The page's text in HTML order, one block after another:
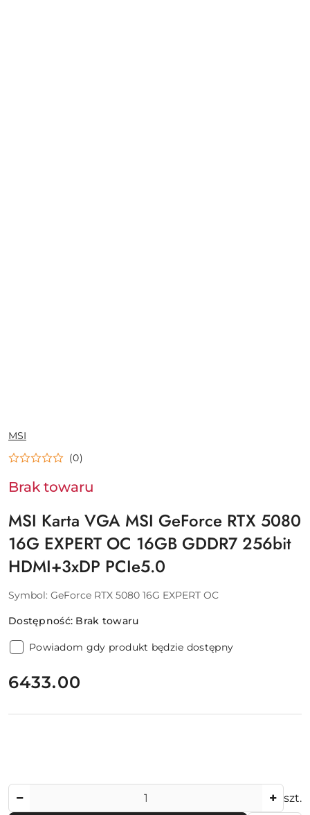
NAZWA
PRODUCENTA:
MSI
(0)
Brak towaru
MSI Karta VGA MSI GeForce RTX 5080
16G EXPERT OC 16GB GDDR7 256bit
HDMI+3xDP PCIe5.0
Symbol: GeForce RTX 5080 16G EXPERT OC
Dostępność: Brak towaru
Powiadom gdy produkt będzie dostępny
cena:
6433.00
szt.